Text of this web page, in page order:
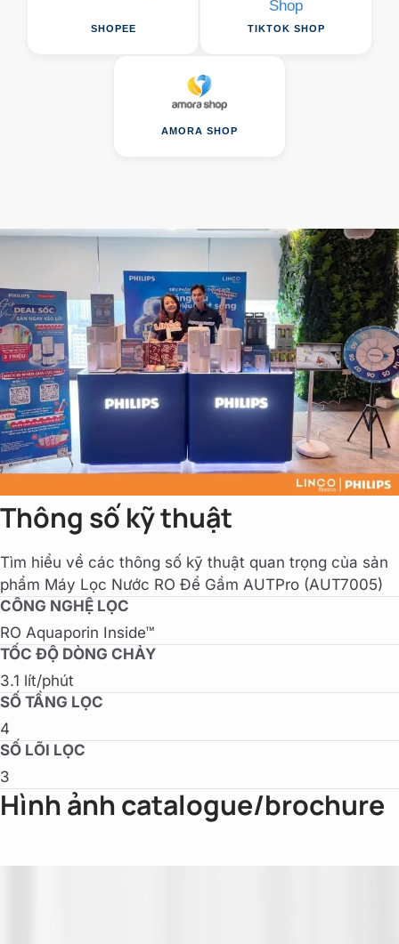
SHOPEE TIKTOK SHOP
AMORA SHOP
Thông số kỹ thuật
Tìm hiểu về các thông số kỹ thuật quan trọng của sản
phẩm Máy Lọc Nước RO Để Gầm AUTPro (AUT7005)
CÔNG NGHỆ LỌC
RO Aquaporin Inside™
TỐC ĐỘ DÒNG CHẢY
3.1 lít/phút
SỐ TẦNG LỌC
4
SỐ LÕI LỌC
3
Hình ảnh catalogue/brochure